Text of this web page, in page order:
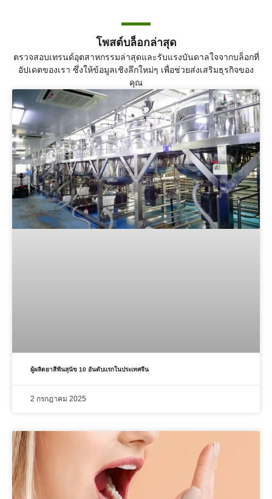
โพสต์บล็อกล่าสุด
ตรวจสอบเทรนด์อุตสาหกรรมล่าสุดและรับแรงบันดาลใจจากบล็อกที่
อัปเดตของเรา ซึ่งให้ข้อมูลเชิงลึกใหม่ๆ เพื่อช่วยส่งเสริมธุรกิจของ
คุณ
ผู้ผลิตยาสีฟันสุนัข 10 อันดับแรกในประเทศจีน
2 กรกฎาคม 2025